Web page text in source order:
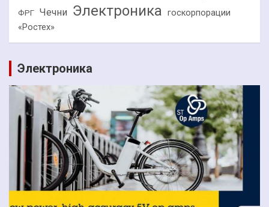
ФРГ Чечни Электроника госкорпорации
«Ростех»
Электроника